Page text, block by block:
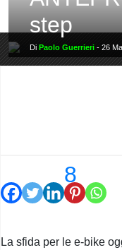
step
Di Paolo Guerrieri - 26
8
La sfida per le e-bike